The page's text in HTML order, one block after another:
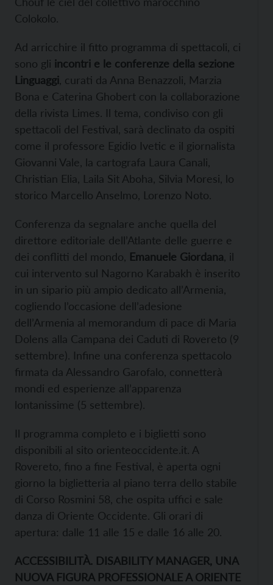
Colokolo.
Ad arricchire il fitto programma di spettacoli, ci
sono gli incontri e le conferenze della sezione
Linguaggi , curati da Anna Benazzoli, Marzia
Bona e Caterina Ghobert con la collaborazione
della rivista Limes. Il tema, condiviso con gli
spettacoli del Festival, sarà declinato da ospiti
come il professore Egidio Ivetic e il giornalista
Giovanni Vale, la cartografa Laura Canali,
Christian Elia, Laila Sit Aboha, Silvia Moresi, lo
storico Marcello Anselmo, Lorenzo Noto.
Conferenza da segnalare anche quella del
direttore editoriale dell’Atlante delle guerre e
dei conflitti del mondo, Emanuele Giordana , il
cui intervento sul Nagorno Karabakh è inserito
in un sipario più ampio dedicato all’Armenia,
cogliendo l’occasione dell’adesione
dell’Armenia al memorandum di pace di Maria
Dolens alla Campana dei Caduti di Rovereto (9
settembre). Infine una conferenza spettacolo
firmata da Alessandro Garofalo, connetterà
mondi ed esperienze all’apparenza
lontanissime (5 settembre).
Il programma completo e i biglietti sono
disponibili al sito orienteoccidente.it. A
Rovereto, fino a fine Festival, è aperta ogni
giorno la biglietteria al piano terra dello stabile
di Corso Rosmini 58, che ospita uffici e sale
danza di Oriente Occidente. Gli orari di
apertura: dalle 11 alle 15 e dalle 16 alle 20.
ACCESSIBILITÀ. DISABILITY MANAGER, UNA
NUOVA FIGURA PROFESSIONALE A ORIENTE